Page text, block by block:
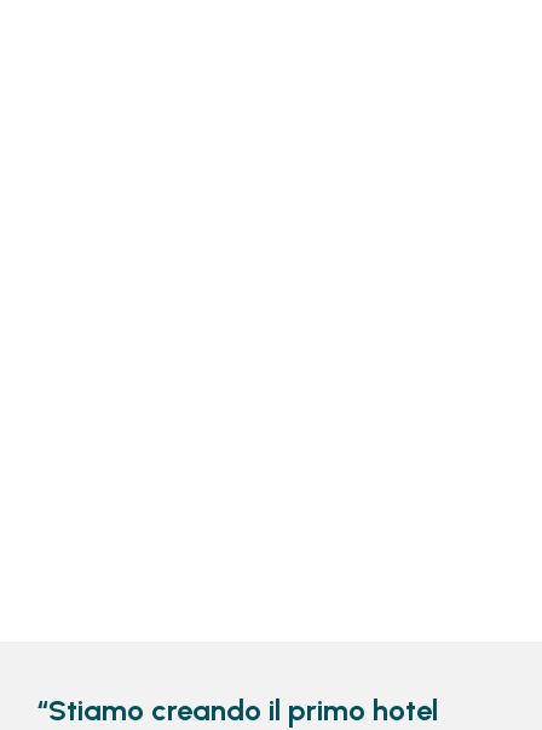
“Stiamo creando il primo hotel